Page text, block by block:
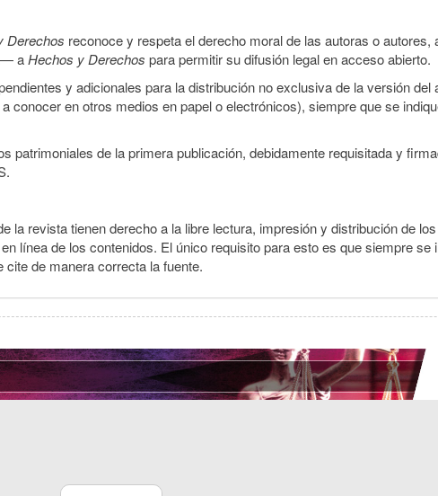
Derechos reconoce y respeta el derecho moral de las autoras o autores,
aHechos y Derechos para permitir su difusión legal en acceso abierto.
y adicionales para la distribución no exclusiva de la versión del
conocer en otros medios en papel o electrónicos), siempre que se
patrimoniales de la primera publicación, debidamente requisitada y
revista tienen derecho a la libre lectura, impresión y distribución de
línea de los contenidos. El único requisito para esto es que siempre
cite de manera correcta la fuente.